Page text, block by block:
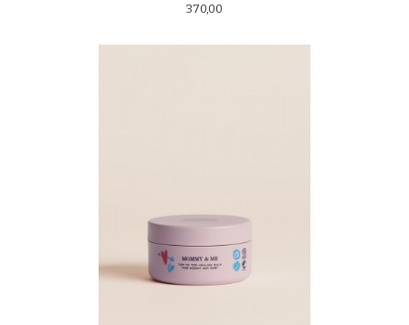
Pris
370,00